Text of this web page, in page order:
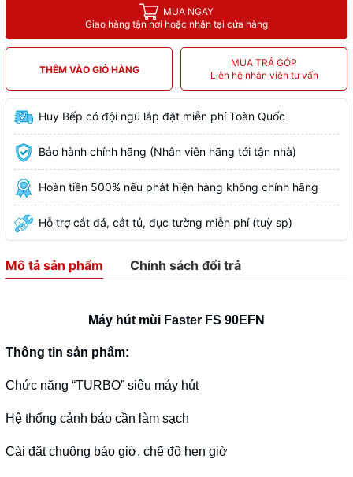
MUA NGAY
Giao hàng tận nơi hoặc nhận tại cửa hàng
THÊM VÀO GIỎ HÀNG
MUA TRẢ GÓP
Liên hệ nhân viên tư vấn
Huy Bếp có đội ngũ lắp đặt miễn phí Toàn Quốc
Bảo hành chính hãng (Nhân viên hãng tới tận nhà)
Hoàn tiền 500% nếu phát hiện hàng không chính hãng
Hỗ trợ cắt đá, cắt tủ, đục tường miễn phí (tuỳ sp)
Mô tả sản phẩm Chính sách đổi trả
Máy hút mùi Faster FS 90EFN
Thông tin sản phẩm:
Chức năng “TURBO” siêu máy hút
Hệ thống cảnh báo cần làm sạch
Cài đặt chuông báo giờ, chế độ hẹn giờ